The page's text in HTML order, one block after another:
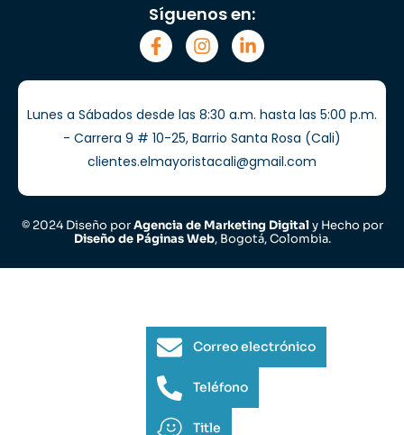
Síguenos en:
Lunes a Sábados desde las 8:30 a.m. hasta las 5:00 p.m.
- Carrera 9 # 10-25, Barrio Santa Rosa (Cali)
clientes.elmayoristacali@gmail.com
© 2024 Diseño porAgencia de Marketing Digitaly Hecho por
Diseño de Páginas Web, Bogotá, Colombia.
Correo electrónico
Teléfono
Title